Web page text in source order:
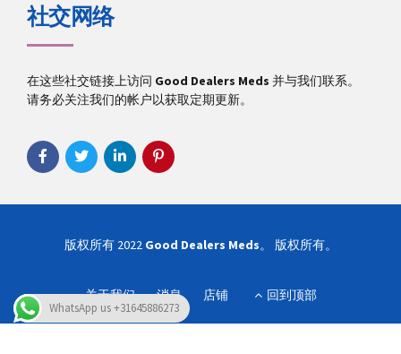
社交网络
在这些社交链接上访问 Good Dealers Meds 并与我们联系。
请务必关注我们的帐户以获取定期更新。
版权所有 2022 Good Dealers Meds。 版权所有。
关于我们 消息 店铺 回到顶部
WhatsApp us +31645886273